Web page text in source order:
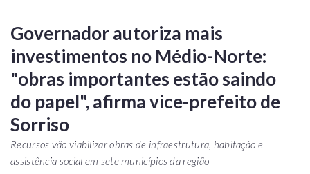
Governador autoriza mais
investimentos no Médio-Norte:
"obras importantes estão saindo
do papel", afirma vice-prefeito de
Sorriso
Recursos vão viabilizar obras de infraestrutura, habitação e
assistência social em sete municípios da região